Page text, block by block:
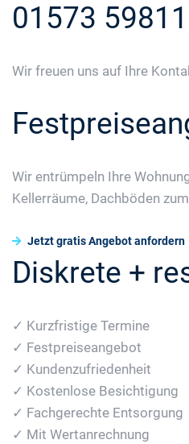
01573
Wir freuen uns auf Ihre
Wir entrümpeln Ihre
Kellerräume, Dachböden
Jetzt gratis Angebot anfordern
Diskrete +
✓ Kurzfristige Termine
✓ Festpreiseangebot
✓ Kundenzufriedenheit
✓ Kostenlose Besichtigung
✓ Fachgerechte Entsorgung
✓ Mit Wertanrechnung